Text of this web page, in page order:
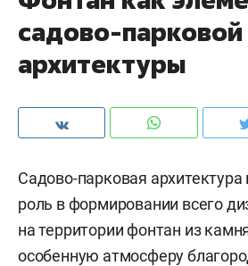
садово-парковой
архитектуры
Садово-парковая
роль в формировании всего
на территории фонтан из
особенную атмосферу